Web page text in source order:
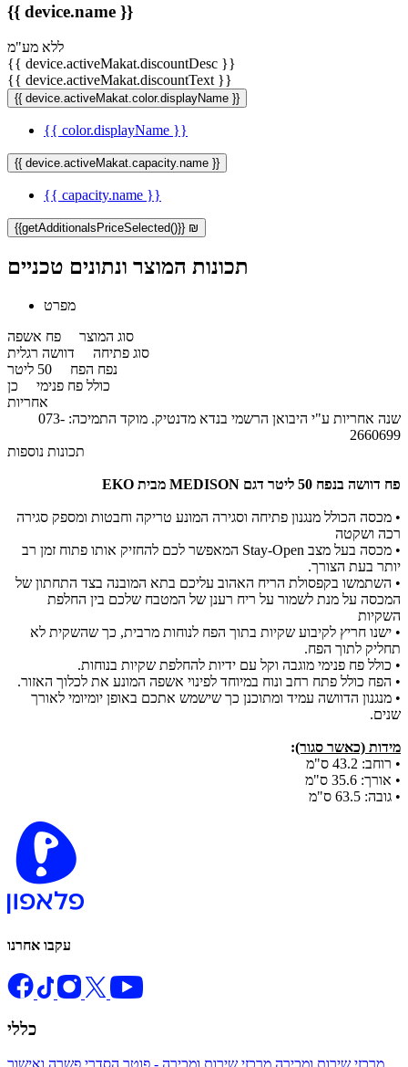
{{ device.name }}
ללא מע"מ
{{ device.activeMakat.discountDesc }}
{{ device.activeMakat.discountText }}
{{ device.activeMakat.color.displayName }}
{{ color.displayName }}
{{ device.activeMakat.capacity.name }}
{{ capacity.name }}
{{getAdditionalsPriceSelected()}} ₪
תכונות המוצר ונתונים טכניים
מפרט
סוג המוצר פח אשפה
סוג פתיחה דוושה רגלית
נפח הפח
כולל פח פנימי כן
אחריות
שנה אחריות ע"י היבואן הרשמי בנדא מדנטיק. מוקד התמיכה: 073-
2660699
תכונות נוספות
פח דוושה בנפח 50 ליטר דגם MEDISON מבית EKO​
• מכסה הכולל מנגנון פתיחה וסגירה המונע טריקה וחבטות ומספק סגירה
רכה ושקטה
• מכסה בעל מצב Stay-Open המאפשר לכם להחזיק אותו פתוח זמן רב
יותר בעת הצורך.
• השתמשו בקפסולת הריח האהוב עליכם בתא המובנה בצד התחתון של
המכסה על מנת לשמור על ריח רענן של המטבח שלכם בין החלפת
השקיות
• ישנו חריץ לקיבוע שקיות בתוך הפח לנוחות מרבית, כך שהשקית לא
תחליק לתוך הפח.
• כולל פח פנימי מוגבה וקל עם ידיות להחלפת שקיות בנוחות.
• הפח כולל פתח רחב ונוח במיוחד לפינוי אשפה המונע את לכלוך האזור.
• מנגנון הדוושה עמיד ומתוכנן כך שישמש אתכם באופן יומיומי לאורך
שנים.
מידות (כאשר סגור):
• רוחב: 43.2 ס"מ
• אורך: 35.6 ס"מ
• גובה: 63.5 ס"מ
עקבו אחרנו
כללי